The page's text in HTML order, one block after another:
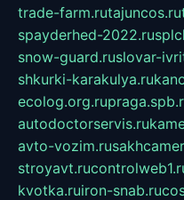
trade-farm.rutajuncos.ru
spayderhed-2022.ru
snow-guard.ruslovar-
shkurki-karakulya.ru
ecolog.org.ru
autodoctorservis.ru
avto-vozim.ru
stroyavt.ru
kvotka.ruiron-snab.ru